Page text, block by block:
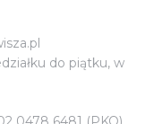
do piątku, w